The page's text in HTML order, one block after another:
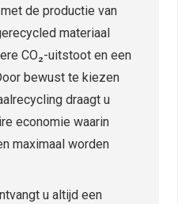
de productie van
materiaal
CO₂-uitstoot en een
bewust te kiezen
draagt u
economie waarin
maximaal worden
u altijd een